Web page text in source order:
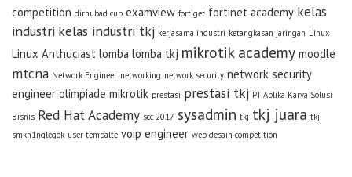
competition dirhubad cup examview fortiget fortinet academy kelas
industri kelas industri tkj kerjasama industri ketangkasan jaringan Linux
Linux Anthuciast lomba lomba tkj mikrotik academy moodle
mtcna Network Engineer networking network security network security
engineer olimpiade mikrotik prestasi prestasi tkj PT Aplika Karya Solusi
Bisnis Red Hat Academy scc 2017 sysadmin tkj tkj juara tkj
smkn1nglegok user tempalte voip engineer web desain competition